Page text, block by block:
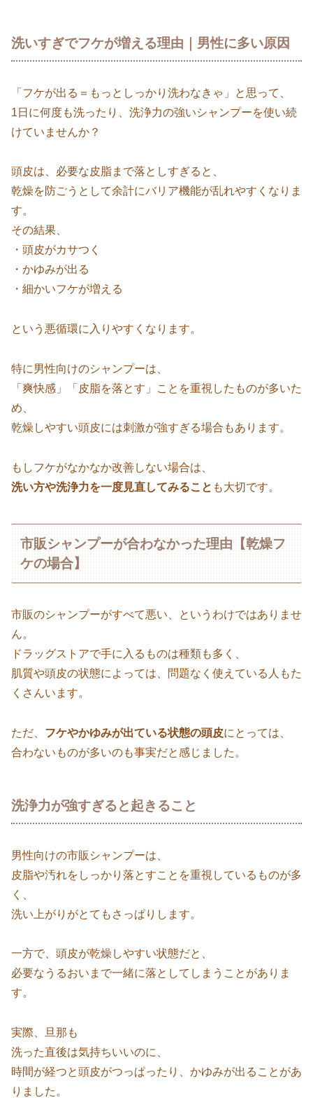
洗いすぎでフケが増える理由｜男性に多い原因
「フケが出る＝もっとしっかり洗わなきゃ」と思って、
1日に何度も洗ったり、洗浄力の強いシャンプーを使い続
けていませんか？
頭皮は、必要な皮脂まで落としすぎると、
乾燥を防ごうとして余計にバリア機能が乱れやすくなりま
す。
その結果、
・頭皮がカサつく
・かゆみが出る
・細かいフケが増える
という悪循環に入りやすくなります。
特に男性向けのシャンプーは、
「爽快感」「皮脂を落とす」ことを重視したものが多いた
め、
乾燥しやすい頭皮には刺激が強すぎる場合もあります。
もしフケがなかなか改善しない場合は、
洗い方や洗浄力を一度見直してみること も大切です。
市販シャンプーが合わなかった理由【乾燥フ
ケの場合】
市販のシャンプーがすべて悪い、というわけではありませ
ん。
ドラッグストアで手に入るものは種類も多く、
肌質や頭皮の状態によっては、問題なく使えている人もた
くさんいます。
ただ、 フケやかゆみが出ている状態の頭皮にとっては、
合わないものが多いのも事実だと感じました。
洗浄力が強すぎると起きること
男性向けの市販シャンプーは、
皮脂や汚れをしっかり落とすことを重視しているものが多
く、
洗い上がりがとてもさっぱりします。
一方で、頭皮が乾燥しやすい状態だと、
必要なうるおいまで一緒に落としてしまうことがありま
す。
実際、旦那も
洗った直後は気持ちいいのに、
時間が経つと頭皮がつっぱったり、かゆみが出ることがあ
りました。